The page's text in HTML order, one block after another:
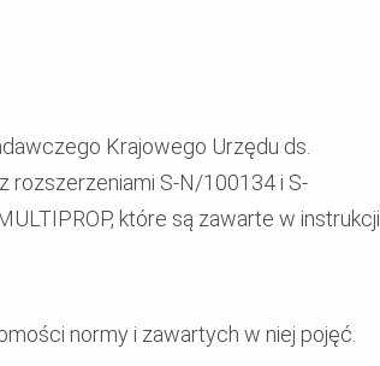
Krajowego Urzędu ds.
rozszerzeniami S-N/100134 i S-
które są zawarte w instrukcji
normy i zawartych w niej pojęć.